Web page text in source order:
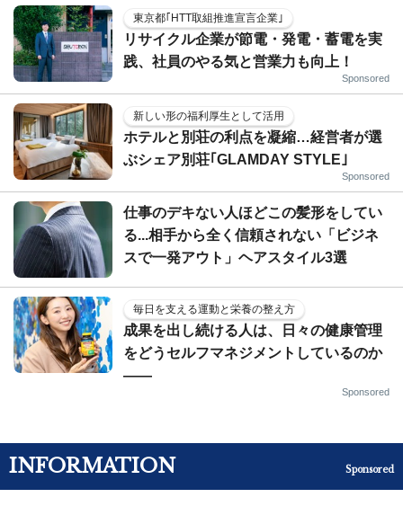
東京都｢HTT取組推進宣言企業｣
リサイクル企業が節電・発電・蓄電を実
践、社員のやる気と営業力も向上！
Sponsored
新しい形の福利厚生として活用
ホテルと別荘の利点を凝縮…経営者が選
ぶシェア別荘｢GLAMDAY STYLE｣
Sponsored
仕事のデキない人ほどこの髪形をしてい
る...相手から全く信頼されない「ビジネ
スで一発アウト」ヘアスタイル3選
毎日を支える運動と栄養の整え方
成果を出し続ける人は、日々の健康管理
をどうセルフマネジメントしているのか
——
Sponsored
INFORMATION Sponsored